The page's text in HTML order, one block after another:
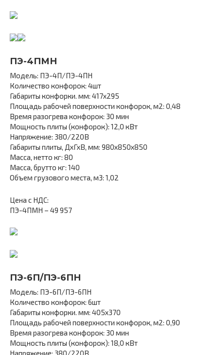
ПЭ-4ПМН
Модель: ПЭ-4П/ПЭ-4ПН
Количество конфорок: 4шт
Габариты конфорки. мм: 417х295
Площадь рабочей поверхности конфорок, м2: 0,48
Время разогрева конфорок: 30 мин
Мощность плиты (конфорок): 12,0 кВт
Напряжение: 380/220В
Габариты плиты, ДхГхВ, мм: 980х850х850
Масса, нетто кг: 80
Масса, брутто кг: 140
Объем грузового места, м3: 1,02
Цена с НДС:
ПЭ-4ПМН – 49 957
ПЭ-6П/ПЭ-6ПН
Модель: ПЭ-6П/ПЭ-6ПН
Количество конфорок: 6шт
Габариты конфорки. мм: 405х370
Площадь рабочей поверхности конфорок, м2: 0,90
Время разогрева конфорок: 30 мин
Мощность плиты (конфорок): 18,0 кВт
Напряжение: 380/220В